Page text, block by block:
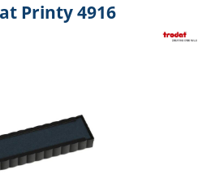
Printy 4916